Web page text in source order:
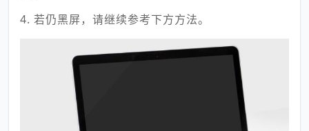
4. 若仍黑屏，请继续参考下方方法。